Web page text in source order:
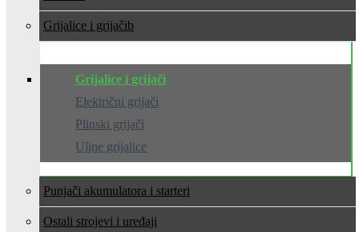
Grijalice i grijači
Grijalice i grijači
Električni grijači
Plinski grijači
Uljne grijalice
Punjači akumulatora i starteri
Ostali strojevi i uređaji